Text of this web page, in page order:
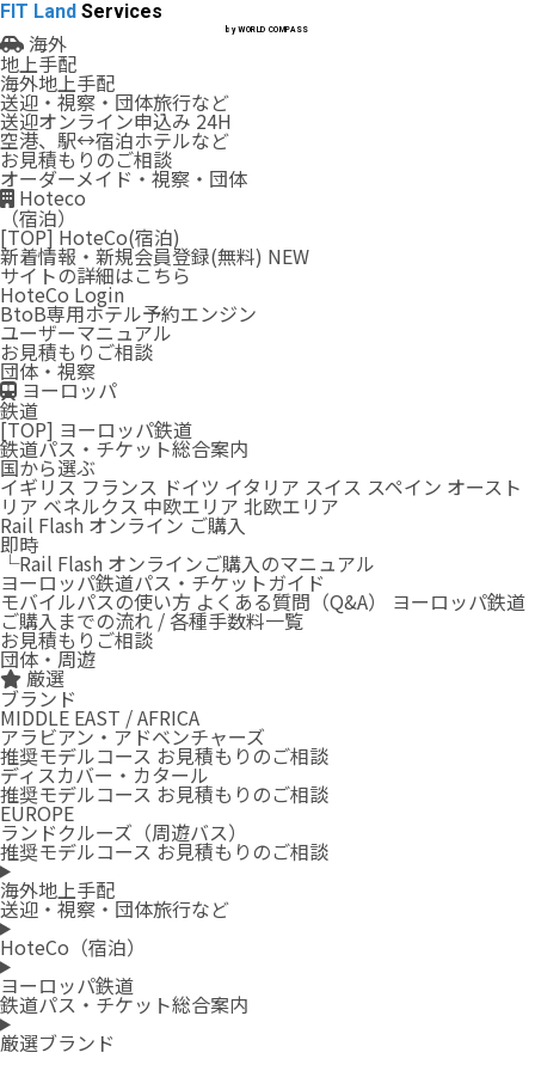
FIT Land Services
by WORLD COMPASS
海外
地上手配
海外地上手配
送迎・視察・団体旅行など
送迎オンライン申込み 24H
空港、駅↔︎宿泊ホテルなど
お見積もりのご相談
オーダーメイド・視察・団体
Hoteco
（宿泊）
[TOP] HoteCo(宿泊)
新着情報・新規会員登録(無料) NEW
サイトの詳細はこちら
HoteCoLogin
BtoB専用ホテル予約エンジン
ユーザーマニュアル
お見積もりご相談
団体・視察
ヨーロッパ
鉄道
[TOP] ヨーロッパ鉄道
鉄道パス・チケット総合案内
国から選ぶ
イギリス フランス ドイツ イタリア スイス スペイン オースト
リア ベネルクス 中欧エリア 北欧エリア
Rail Flash オンライン ご購入
即時
└Rail Flash オンラインご購入のマニュアル
ヨーロッパ鉄道パス・チケットガイド
モバイルパスの使い方 よくある質問（Q&A） ヨーロッパ鉄道
ご購入までの流れ / 各種手数料一覧
お見積もりご相談
団体・周遊
厳選
ブランド
MIDDLE EAST / AFRICA
アラビアン・アドベンチャーズ
推奨モデルコース お見積もりのご相談
ディスカバー・カタール
推奨モデルコース お見積もりのご相談
EUROPE
ランドクルーズ（周遊バス）
推奨モデルコース お見積もりのご相談
海外地上手配
送迎・視察・団体旅行など
HoteCo（宿泊）
ヨーロッパ鉄道
鉄道パス・チケット総合案内
厳選ブランド